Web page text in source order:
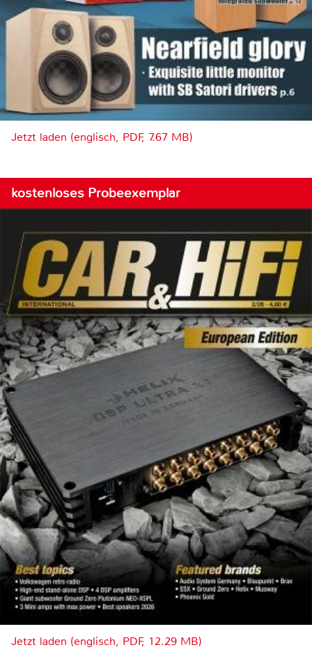
Jetzt laden (englisch, PDF, 7.67 MB)
kostenloses Probeexemplar
Jetzt laden (englisch, PDF, 12.29 MB)